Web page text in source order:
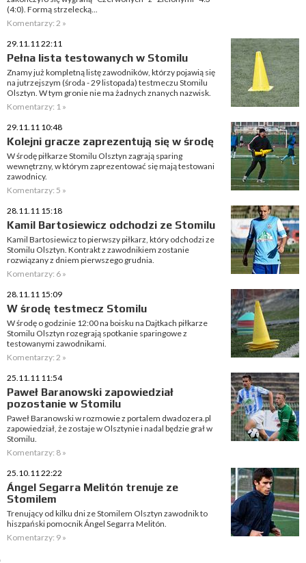
(4:0). Formą strzelecką...
Komentarzy: 2 »
29.11.11 22:11
Pełna lista testowanych w Stomilu
Znamy już kompletną listę zawodników, którzy pojawią się
na jutrzejszym (środa - 29 listopada) testmeczu Stomilu
Olsztyn. W tym gronie nie ma żadnych znanych nazwisk.
Komentarzy: 1 »
29.11.11 10:48
Kolejni gracze zaprezentują się w środę
W środę piłkarze Stomilu Olsztyn zagrają sparing
wewnętrzny, w którym zaprezentować się mają testowani
zawodnicy.
Komentarzy: 5 »
28.11.11 15:18
Kamil Bartosiewicz odchodzi ze Stomilu
Kamil Bartosiewicz to pierwszy piłkarz, który odchodzi ze
Stomilu Olsztyn. Kontrakt z zawodnikiem zostanie
rozwiązany z dniem pierwszego grudnia.
Komentarzy: 6 »
28.11.11 15:09
W środę testmecz Stomilu
W środę o godzinie 12:00 na boisku na Dajtkach piłkarze
Stomilu Olsztyn rozegrają spotkanie sparingowe z
testowanymi zawodnikami.
Komentarzy: 2 »
25.11.11 11:54
Paweł Baranowski zapowiedział
pozostanie w Stomilu
Paweł Baranowski w rozmowie z portalem dwadozera.pl
zapowiedział, że zostaje w Olsztynie i nadal będzie grał w
Stomilu.
Komentarzy: 8 »
25.10.11 22:22
Ángel Segarra Melitón trenuje ze
Stomilem
Trenujący od kilku dni ze Stomilem Olsztyn zawodnik to
hiszpański pomocnik Ángel Segarra Melitón.
Komentarzy: 9 »